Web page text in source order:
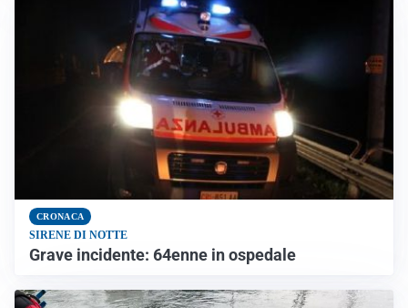
CRONACA
SIRENE DI NOTTE
Grave incidente: 64enne in ospedale